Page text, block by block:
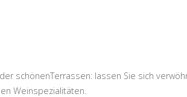
schönenTerrassen: lassen Sie sich
Weinspezialitäten.